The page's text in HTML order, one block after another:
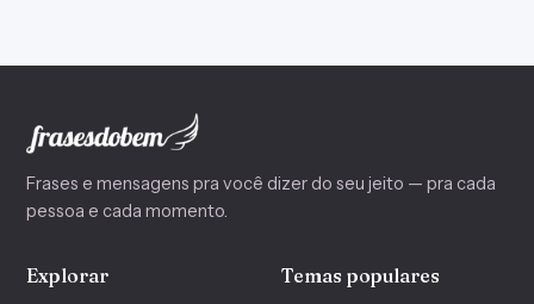
Frases e mensagens pra você dizer do seu jeito — pra cada
pessoa e cada momento.
Explorar Temas populares